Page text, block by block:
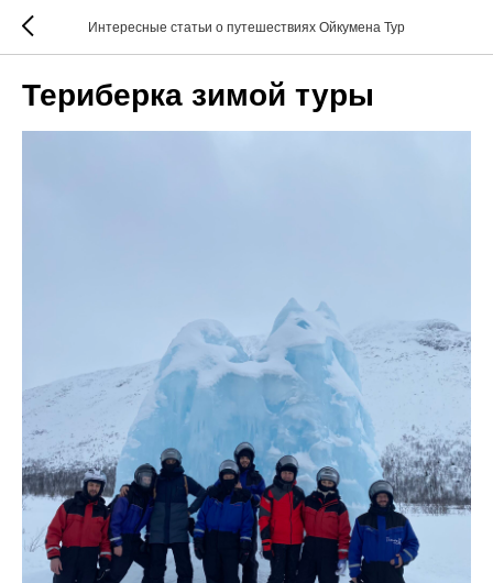
Интересные статьи о путешествиях Ойкумена Тур
Териберка зимой туры